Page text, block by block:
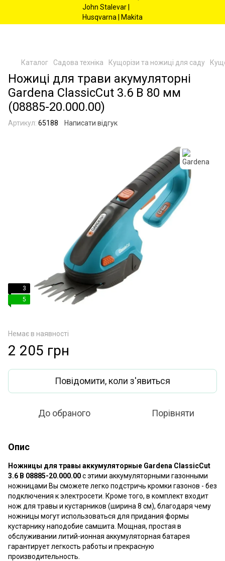
Каталог Садова техніка Кущорізи та ножиці для саду
Ножиці для трави акумуляторні
Gardena ClassicCut 3.6 В 80 мм
(08885-20.000.00)
Артикул: 65188 Написати відгук
3
5
Немає в наявності
2 205 грн
Повідомити, коли з'явиться
До обраного Порівняти
Опис
Ножницы для травы аккумуляторные Gardena ClassicCut
3.6 В 08885-20.000.00с этими аккумуляторными газонными
ножницами Вы сможете легко подстричь кромки газонов - без
подключения к электросети. Кроме того, в комплект входит
нож для травы и кустарников (ширина 8 см), благодаря чему
ножницы могут использоваться для придания формы
кустарнику наподобие самшита. Мощная, простая в
обслуживании литий-ионная аккумуляторная батарея
гарантирует легкость работы и прекрасную
производительность.